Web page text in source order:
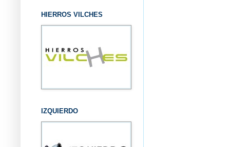
HIERROS VILCHES
IZQUIERDO